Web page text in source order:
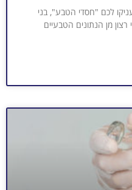
לכם "חסדי הטבע", בני
מן הנתונים הטבעיים